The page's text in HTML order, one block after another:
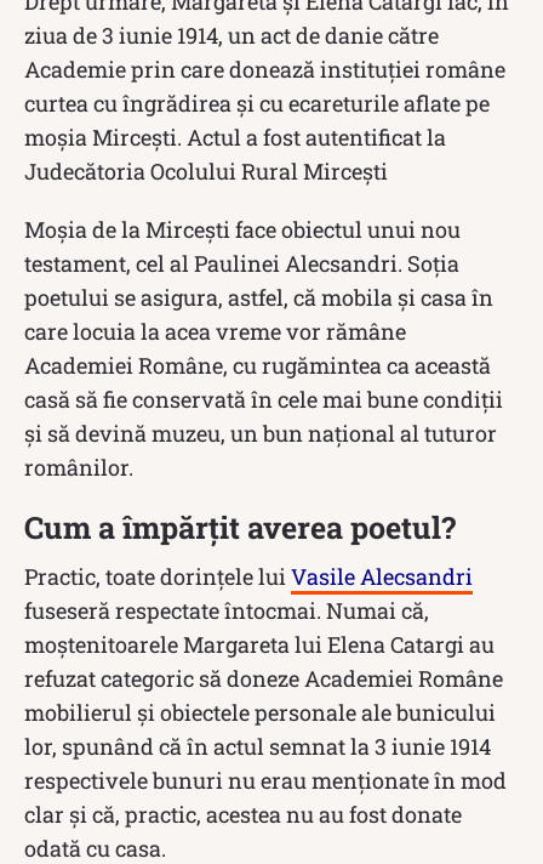
ziua de 3 iunie 1914, un act de danie către
Academie prin care donează instituției române
curtea cu îngrădirea şi cu ecareturile aflate pe
moşia Mirceşti. Actul a fost autentificat la
Judecătoria Ocolului Rural Mirceşti
Moșia de la Mircești face obiectul unui nou
testament, cel al Paulinei Alecsandri. Soția
poetului se asigura, astfel, că mobila și casa în
care locuia la acea vreme vor rămâne
Academiei Române, cu rugămintea ca această
casă să fie conservată în cele mai bune condiții
și să devină muzeu, un bun național al tuturor
românilor.
Cum a împărțit averea poetul?
Practic, toate dorințele lui Vasile Alecsandri
fuseseră respectate întocmai. Numai că,
moștenitoarele Margareta lui Elena Catargi au
refuzat categoric să doneze Academiei Române
mobilierul şi obiectele personale ale bunicului
lor, spunând că în actul semnat la 3 iunie 1914
respectivele bunuri nu erau menționate în mod
clar și că, practic, acestea nu au fost donate
odată cu casa.